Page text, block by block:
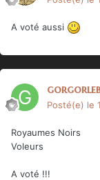
A voté aussi
Posté(e) le
Royaumes Noirs
Voleurs
A voté !!!